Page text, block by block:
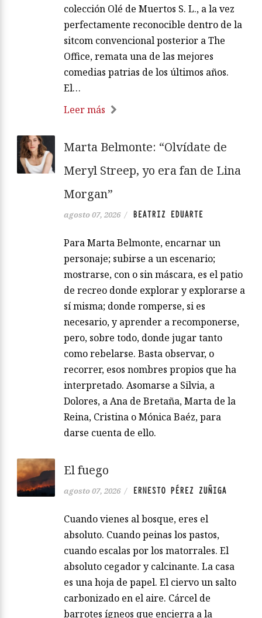
colección Olé de Muertos S. L., a la vez
perfectamente reconocible dentro de la
sitcom convencional posterior a The
Office, remata una de las mejores
comedias patrias de los últimos años.
El…
Leer más
Marta Belmonte: “Olvídate de
Meryl Streep, yo era fan de Lina
Morgan”
agosto 07, 2026 / BEATRIZ EDUARTE
Para Marta Belmonte, encarnar un
personaje; subirse a un escenario;
mostrarse, con o sin máscara, es el patio
de recreo donde explorar y explorarse a
sí misma; donde romperse, si es
necesario, y aprender a recomponerse,
pero, sobre todo, donde jugar tanto
como rebelarse. Basta observar, o
recorrer, esos nombres propios que ha
interpretado. Asomarse a Silvia, a
Dolores, a Ana de Bretaña, Marta de la
Reina, Cristina o Mónica Baéz, para
darse cuenta de ello.
El fuego
agosto 07, 2026 / ERNESTO PÉREZ ZUÑIGA
Cuando vienes al bosque, eres el
absoluto. Cuando peinas los pastos,
cuando escalas por los matorrales. El
absoluto cegador y calcinante. La casa
es una hoja de papel. El ciervo un salto
carbonizado en el aire. Cárcel de
barrotes ígneos que encierra a la